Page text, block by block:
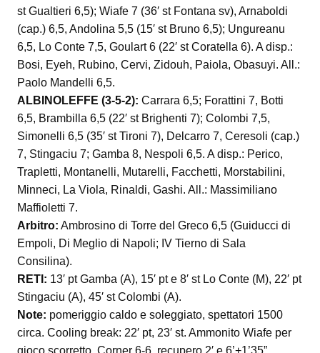
st Gualtieri 6,5); Wiafe 7 (36′ st Fontana sv), Arnaboldi
(cap.) 6,5, Andolina 5,5 (15′ st Bruno 6,5); Ungureanu
6,5, Lo Conte 7,5, Goulart 6 (22′ st Coratella 6). A disp.:
Bosi, Eyeh, Rubino, Cervi, Zidouh, Paiola, Obasuyi. All.:
Paolo Mandelli 6,5.
ALBINOLEFFE (3-5-2): Carrara 6,5; Forattini 7, Botti
6,5, Brambilla 6,5 (22′ st Brighenti 7); Colombi 7,5,
Simonelli 6,5 (35′ st Tironi 7), Delcarro 7, Ceresoli (cap.)
7, Stingaciu 7; Gamba 8, Nespoli 6,5. A disp.: Perico,
Trapletti, Montanelli, Mutarelli, Facchetti, Morstabilini,
Minneci, La Viola, Rinaldi, Gashi. All.: Massimiliano
Maffioletti 7.
Arbitro: Ambrosino di Torre del Greco 6,5 (Guiducci di
Empoli, Di Meglio di Napoli; IV Tierno di Sala
Consilina).
RETI: 13′ pt Gamba (A), 15′ pt e 8′ st Lo Conte (M), 22′ pt
Stingaciu (A), 45′ st Colombi (A).
Note: pomeriggio caldo e soleggiato, spettatori 1500
circa. Cooling break: 22′ pt, 23′ st. Ammonito Wiafe per
gioco scorretto. Corner 6-6, recupero 2′ e 6’+1’35”.